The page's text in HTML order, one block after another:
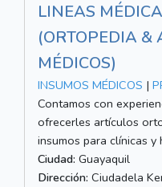
LINEAS
(ORTOPEDIA &
MÉDICOS)
INSUMOS MÉDICOS |
Contamos con
ofrecerles artículos
insumos para clínicas y
Ciudad: Guayaquil
Dirección: Ciudadela